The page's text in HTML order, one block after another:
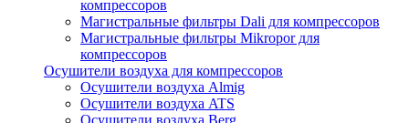
компрессоров
Магистральные фильтры Dali для компрессоров
Магистральные фильтры Mikropor для
компрессоров
Осушители воздуха для компрессоров
Осушители воздуха Almig
Осушители воздуха ATS
Осушители воздуха Berg